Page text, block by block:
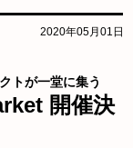
2020年05月01日
トが一堂に集う
開催決